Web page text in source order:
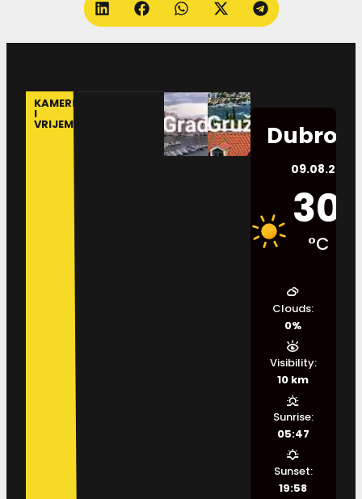
KAMERE
I
VRIJEME
09.08.2026.
30
°C
Clouds:
0%
Visibility:
10 km
Sunrise:
05:47
Sunset:
19:58